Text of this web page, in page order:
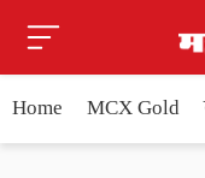
Home MCX Gold